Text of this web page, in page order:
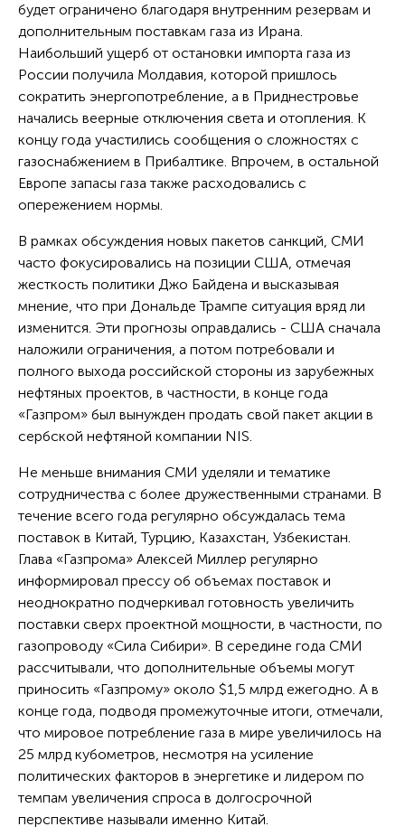
будет ограничено благодаря внутренним резервам и
дополнительным поставкам газа из Ирана.
Наибольший ущерб от остановки импорта газа из
России получила Молдавия, которой пришлось
сократить энергопотребление, а в Приднестровье
начались веерные отключения света и отопления. К
концу года участились сообщения о сложностях с
газоснабжением в Прибалтике. Впрочем, в остальной
Европе запасы газа также расходовались с
опережением нормы.
В рамках обсуждения новых пакетов санкций, СМИ
часто фокусировались на позиции США, отмечая
жесткость политики Джо Байдена и высказывая
мнение, что при Дональде Трампе ситуация вряд ли
изменится. Эти прогнозы оправдались - США сначала
наложили ограничения, а потом потребовали и
полного выхода российской стороны из зарубежных
нефтяных проектов, в частности, в конце года
«Газпром» был вынужден продать свой пакет акции в
сербской нефтяной компании NIS.
Не меньше внимания СМИ уделяли и тематике
сотрудничества с более дружественными странами. В
течение всего года регулярно обсуждалась тема
поставок в Китай, Турцию, Казахстан, Узбекистан.
Глава «Газпрома» Алексей Миллер регулярно
информировал прессу об объемах поставок и
неоднократно подчеркивал готовность увеличить
поставки сверх проектной мощности, в частности, по
газопроводу «Сила Сибири». В середине года СМИ
рассчитывали, что дополнительные объемы могут
приносить «Газпрому» около $1,5 млрд ежегодно. А в
конце года, подводя промежуточные итоги, отмечали,
что мировое потребление газа в мире увеличилось на
25 млрд кубометров, несмотря на усиление
политических факторов в энергетике и лидером по
темпам увеличения спроса в долгосрочной
перспективе называли именно Китай.